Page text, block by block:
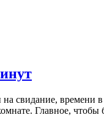
свидание, времени
Главное,